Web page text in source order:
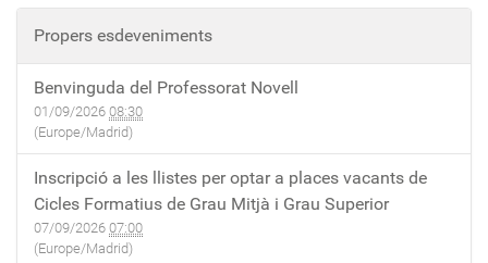
Propers esdeveniments
Benvinguda del Professorat Novell
01/09/2026 08:30
(Europe/Madrid)
Inscripció a les llistes per optar a places vacants de
Cicles Formatius de Grau Mitjà i Grau Superior
07/09/2026 07:00
(Europe/Madrid)